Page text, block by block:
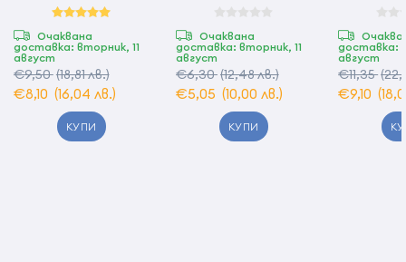
Очаквана
доставка: вторник, 11
август
€9,50(18,81 лв.)
€8,10 (16,04 лв.)
КУПИ
Очаквана
доставка: вторник, 11
август
€6,30(12,48 лв.)
€5,05 (10,00 лв.)
КУПИ
доставка:
август
€11,35
€9,10